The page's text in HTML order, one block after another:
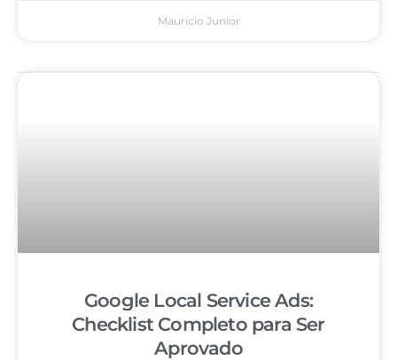
Mauricio Junior
Google Local Service Ads:
Checklist Completo para Ser
Aprovado